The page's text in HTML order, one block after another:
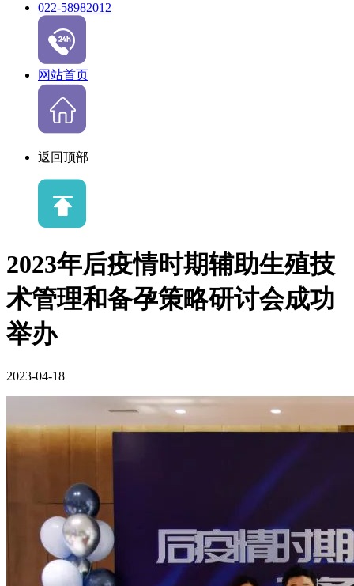
022-58982012
网站首页
返回顶部
2023年后疫情时期辅助生殖技
术管理和备孕策略研讨会成功
举办
2023-04-18